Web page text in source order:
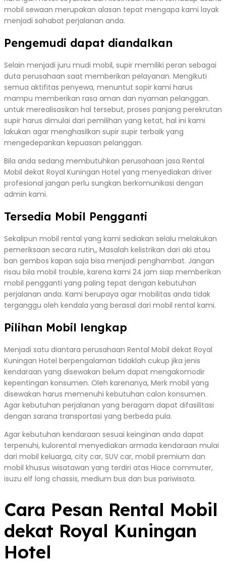
mobil sewaan merupakan alasan tepat mengapa kami layak
menjadi sahabat perjalanan anda.
Pengemudi dapat diandalkan
Selain menjadi juru mudi mobil, supir memiliki peran sebagai
duta perusahaan saat memberikan pelayanan. Mengikuti
semua aktifitas penyewa, menuntut sopir kami harus
mampu memberikan rasa aman dan nyaman pelanggan.
untuk merealisasikan hal tersebut, proses panjang perekrutan
supir harus dimulai dari pemilihan yang ketat, hal ini kami
lakukan agar menghasilkan supir supir terbaik yang
mengedepankan kepuasan pelanggan.
Bila anda sedang membutuhkan perusahaan jasa Rental
Mobil dekat Royal Kuningan Hotel yang menyediakan driver
profesional jangan perlu sungkan berkomunikasi dengan
admin kami.
Tersedia Mobil Pengganti
Sekalipun mobil rental yang kami sediakan selalu melakukan
pemeriksaan secara rutin,, Masalah kelistrikan dari aki atau
ban gembos kapan saja bisa menjadi penghambat. Jangan
risau bila mobil trouble, karena kami 24 jam siap memberikan
mobil pengganti yang paling tepat dengan kebutuhan
perjalanan anda. Kami berupaya agar mobilitas anda tidak
terganggu oleh kendala yang berasal dari mobil rental kami.
Pilihan Mobil lengkap
Menjadi satu diantara perusahaan Rental Mobil dekat Royal
Kuningan Hotel berpengalaman tidaklah cukup jika jenis
kendaraan yang disewakan belum dapat mengakomodir
kepentingan konsumen. Oleh karenanya, Merk mobil yang
disewakan harus memenuhi kebutuhan calon konsumen.
Agar kebutuhan perjalanan yang beragam dapat difasilitasi
dengan sarana transportasi yang berbeda pula.
Agar kebutuhan kendaraan sesuai keinginan anda dapat
terpenuhi, kulorental menyediakan armada kendaraan mulai
dari mobil keluarga, city car, SUV car, mobil premium dan
mobil khusus wisatawan yang terdiri atas Hiace commuter,
isuzu elf long chassis, medium bus dan bus pariwisata.
Cara Pesan Rental Mobil
dekat Royal Kuningan
Hotel